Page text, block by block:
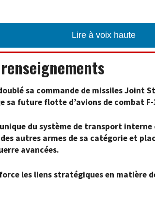
Lire à voix haute
sa commande de missiles Joint
sa future flotte d’avions de combat
du système de transport interne
autres armes de sa catégorie et
avancées.
les liens stratégiques en matière